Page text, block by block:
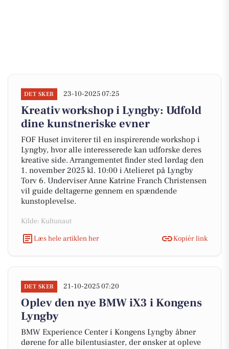
DET SKER 23-10-2025 07:25
Kreativ workshop i Lyngby: Udfold
dine kunstneriske evner
FOF Huset inviterer til en inspirerende workshop i
Lyngby, hvor alle interesserede kan udforske deres
kreative side. Arrangementet finder sted lørdag den
1. november 2025 kl. 10:00 i Atelieret på Lyngby
Torv 6. Underviser Anne Katrine Franch Christensen
vil guide deltagerne gennem en spændende
kunstoplevelse.
Kilde: Kultunaut
Læs hele artiklen her
Kopiér link
DET SKER 21-10-2025 07:20
Oplev den nye BMW iX3 i Kongens
Lyngby
BMW Experience Center i Kongens Lyngby åbner
dørene for alle bilentusiaster, der ønsker at opleve